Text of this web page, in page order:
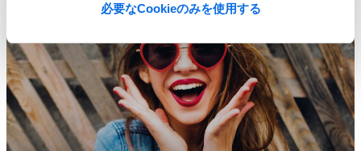
必要なCookieのみを使用する